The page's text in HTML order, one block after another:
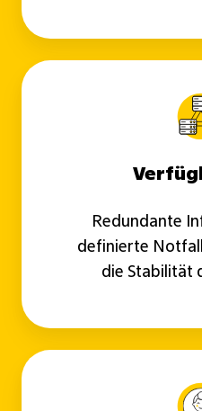
Redundante
definierte
die Stabilität